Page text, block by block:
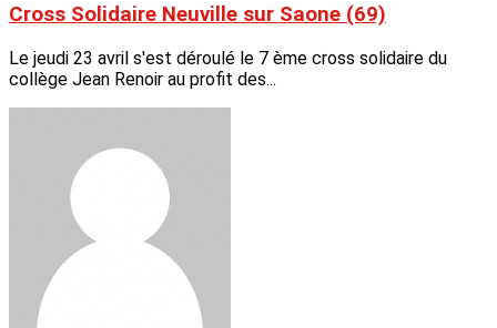
Cross Solidaire Neuville sur Saone (69)
Le jeudi 23 avril s'est déroulé le 7 ème cross solidaire du
collège Jean Renoir au profit des...